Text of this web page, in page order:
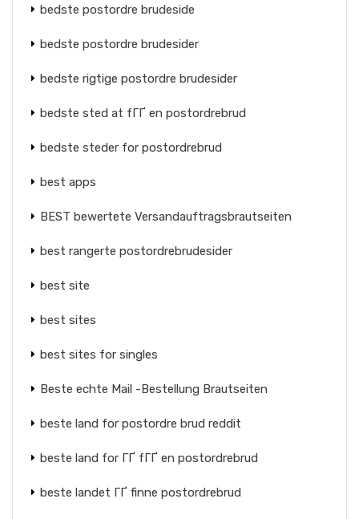
bedste postordre brudeside
bedste postordre brudesider
bedste rigtige postordre brudesider
bedste sted at fГҐ en postordrebrud
bedste steder for postordrebrud
best apps
BEST bewertete Versandauftragsbrautseiten
best rangerte postordrebrudesider
best site
best sites
best sites for singles
Beste echte Mail -Bestellung Brautseiten
beste land for postordre brud reddit
beste land for ГҐ fГҐ en postordrebrud
beste landet ГҐ finne postordrebrud